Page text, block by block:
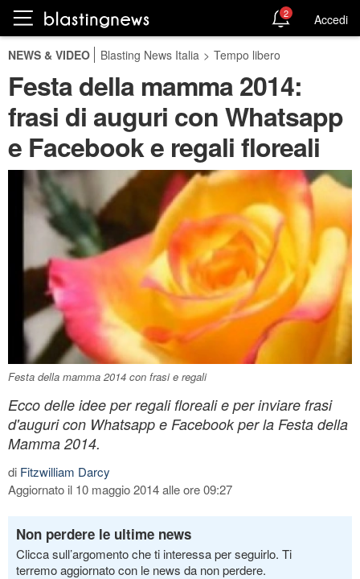
2 Accedi
NEWS & VIDEO Blasting News Italia > Tempo libero
Festa della mamma 2014:
frasi di auguri con Whatsapp
e Facebook e regali floreali
Festa della mamma 2014 con frasi e regali
Ecco delle idee per regali floreali e per inviare frasi
d'auguri con Whatsapp e Facebook per la Festa della
Mamma 2014.
di Fitzwilliam Darcy
Aggiornato il 10 maggio 2014 alle ore 09:27
Non perdere le ultime news
Clicca sull’argomento che ti interessa per seguirlo. Ti
terremo aggiornato con le news da non perdere.